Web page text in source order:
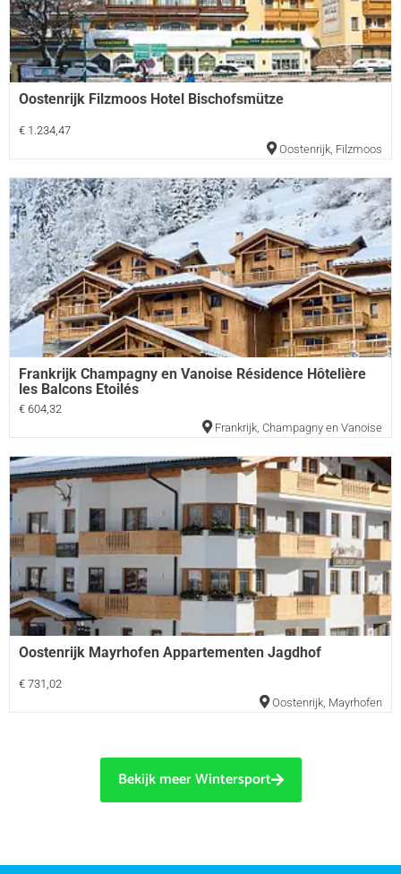
Oostenrijk Filzmoos Hotel Bischofsmütze
€ 1.234,47
Oostenrijk, Filzmoos
Frankrijk Champagny en Vanoise Résidence Hôtelière
les Balcons Etoilés
€ 604,32
Frankrijk, Champagny en Vanoise
Oostenrijk Mayrhofen Appartementen Jagdhof
€ 731,02
Oostenrijk, Mayrhofen
Bekijk meer Wintersport